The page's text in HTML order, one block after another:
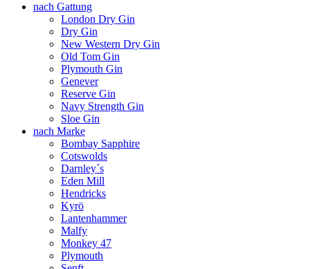
nach Gattung
London Dry Gin
Dry Gin
New Western Dry Gin
Old Tom Gin
Plymouth Gin
Genever
Reserve Gin
Navy Strength Gin
Sloe Gin
nach Marke
Bombay Sapphire
Cotswolds
Darnley´s
Eden Mill
Hendricks
Kyrö
Lantenhammer
Malfy
Monkey 47
Plymouth